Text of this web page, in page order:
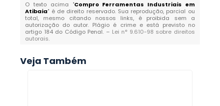
O texto acima "Compro Ferramentas Industriais em
Atibaia" é de direito reservado. Sua reprodução, parcial ou
total, mesmo citando nossos links, é proibida sem a
autorização do autor. Plágio é crime e está previsto no
artigo 184 do Código Penal. – Lei n° 9.610-98 sobre direitos
autorais.
Veja Também